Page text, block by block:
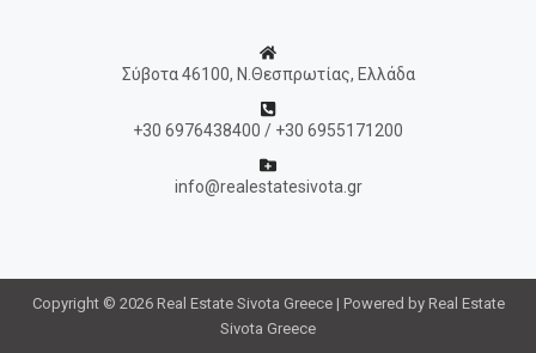
Σύβοτα 46100, Ν.Θεσπρωτίας, Ελλάδα
+30 6976438400 / +30 6955171200
info@realestatesivota.gr
Copyright © 2026 Real Estate Sivota Greece | Powered by Real Estate
Sivota Greece